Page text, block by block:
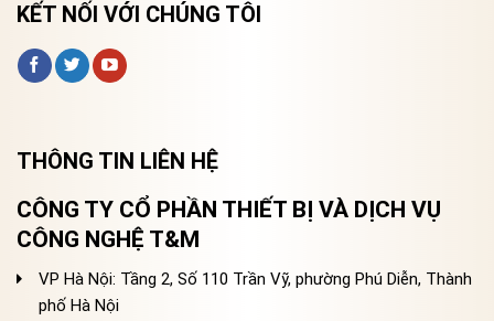
KẾT NỐI VỚI CHÚNG TÔI
THÔNG TIN LIÊN HỆ
CÔNG TY CỔ PHẦN THIẾT BỊ VÀ DỊCH VỤ
CÔNG NGHỆ T&M
VP Hà Nội: Tầng 2, Số 110 Trần Vỹ, phường Phú Diễn, Thành
phố Hà Nội